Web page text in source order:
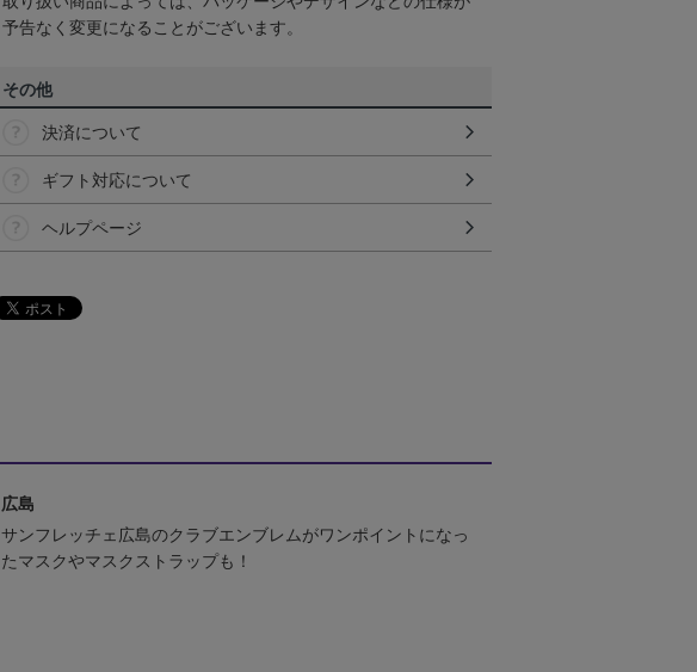
予告なく変更になることがございます。
その他
決済について
ギフト対応について
ヘルプページ
広島
サンフレッチェ広島のクラブエンブレムがワンポイントになっ
たマスクやマスクストラップも！